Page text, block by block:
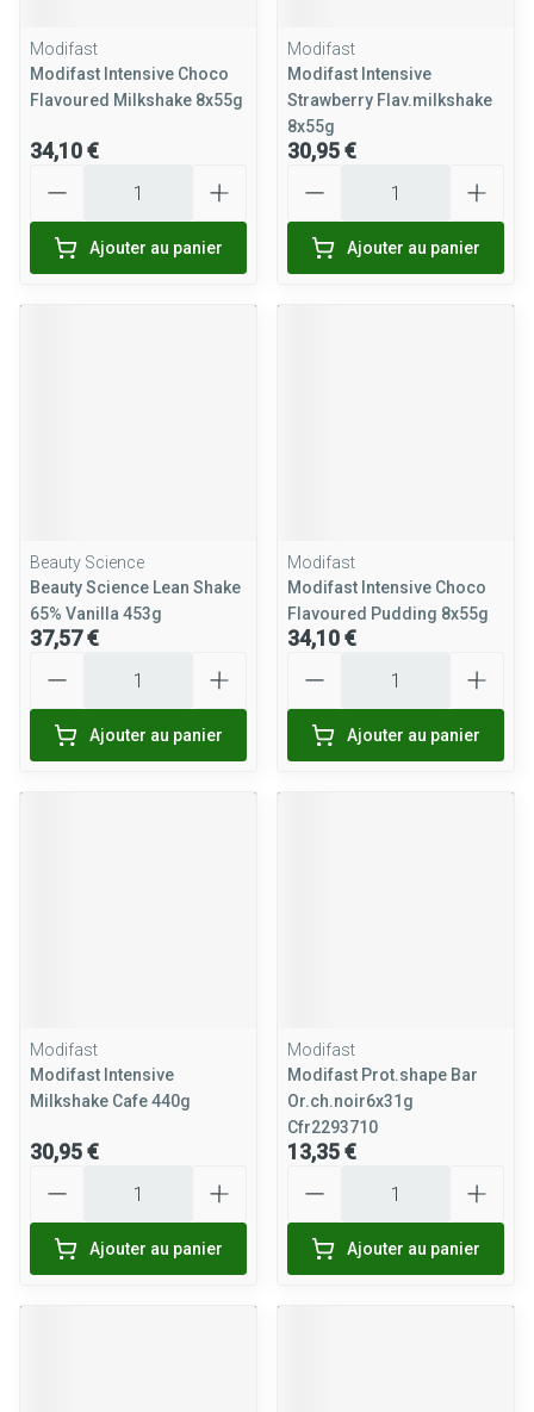
Modifast
Modifast Intensive Choco
Flavoured Milkshake 8x55g
34,10 €
Ajouter au panier
Modifast
Modifast Intensive
Strawberry Flav.milkshake
8x55g
30,95 €
Ajouter au panier
Beauty Science
Beauty Science Lean Shake
65% Vanilla 453g
37,57 €
Ajouter au panier
Modifast
Modifast Intensive Choco
Flavoured Pudding 8x55g
34,10 €
Ajouter au panier
Modifast
Modifast Intensive
Milkshake Cafe 440g
30,95 €
Ajouter au panier
Modifast
Modifast Prot.shape Bar
Or.ch.noir6x31g
Cfr2293710
13,35 €
Ajouter au panier